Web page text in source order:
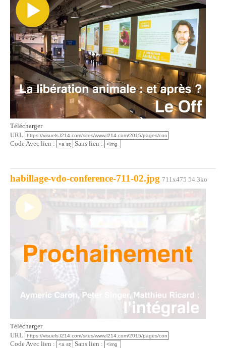
Télécharger
URL
Code Avec lien :
Sans lien :
habillage-vdo-conference-711-02.jpg 711x475 54.3ko
Télécharger
URL
Code Avec lien :
Sans lien :